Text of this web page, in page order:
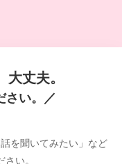
丈夫。
さい。／
を聞いてみたい」など
い。